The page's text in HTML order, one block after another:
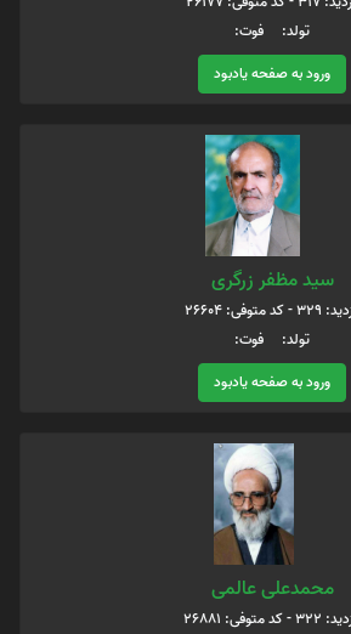
تولد: فوت:
ورود به صفحه یادبود
سید مظفر زرگری
- کد متوفی: 26604
تولد: فوت:
ورود به صفحه یادبود
محمدعلی عالمی
- کد متوفی: 26881